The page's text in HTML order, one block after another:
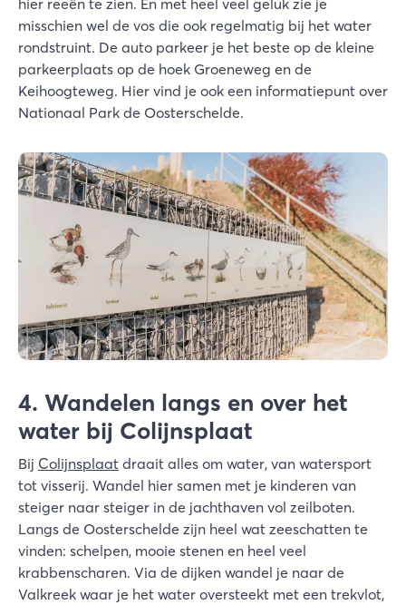
misschien wel de vos die ook regelmatig bij het water
rondstruint. De auto parkeer je het beste op de kleine
parkeerplaats op de hoek Groeneweg en de
Keihoogteweg. Hier vind je ook een informatiepunt over
Nationaal Park de Oosterschelde.
4. Wandelen langs en over het
water bij Colijnsplaat
Bij Colijnsplaat draait alles om water, van watersport
tot visserij. Wandel hier samen met je kinderen van
steiger naar steiger in de jachthaven vol zeilboten.
Langs de Oosterschelde zijn heel wat zeeschatten te
vinden: schelpen, mooie stenen en heel veel
krabbenscharen. Via de dijken wandel je naar de
Valkreek waar je het water oversteekt met een trekvlot,